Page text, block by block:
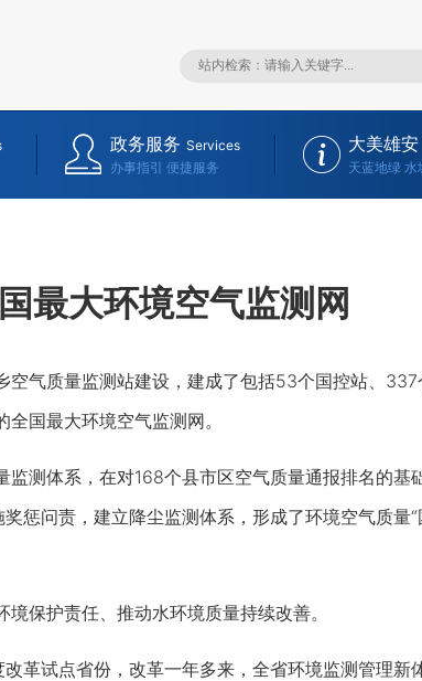
政务服务 Services
办事指引 便捷服务
大美雄安
天蓝地绿 水
最大环境空气监测网
气质量监测站建设，建成了包括53个国控站、337
国最大环境空气监测网。
体系，在对168个县市区空气质量通报排名的基
惩问责，建立降尘监测体系，形成了环境空气质量
保护责任、推动水环境质量持续改善。
试点省份，改革一年多来，全省环境监测管理新